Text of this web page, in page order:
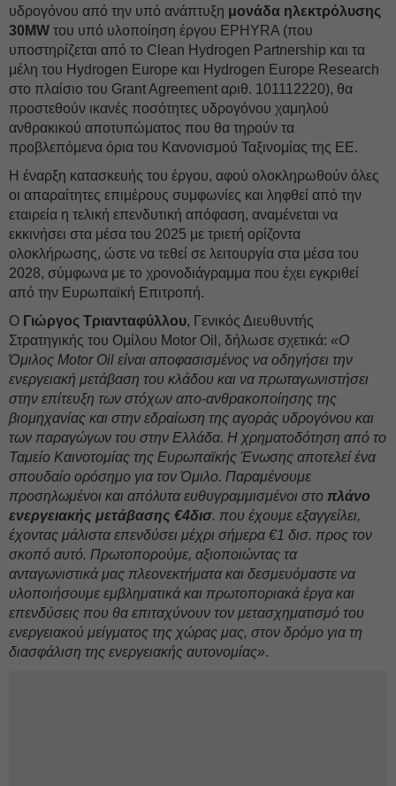
υδρογόνου από την υπό ανάπτυξη μονάδα ηλεκτρόλυσης
30MW του υπό υλοποίηση έργου EPHYRA (που
υποστηρίζεται από το Clean Hydrogen Partnership και τα
μέλη του Hydrogen Europe και Hydrogen Europe Research
στο πλαίσιο του Grant Agreement αριθ. 101112220), θα
προστεθούν ικανές ποσότητες υδρογόνου χαμηλού
ανθρακικού αποτυπώματος που θα τηρούν τα
προβλεπόμενα όρια του Κανονισμού Ταξινομίας της ΕΕ.
Η έναρξη κατασκευής του έργου, αφού ολοκληρωθούν όλες
οι απαραίτητες επιμέρους συμφωνίες και ληφθεί από την
εταιρεία η τελική επενδυτική απόφαση, αναμένεται να
εκκινήσει στα μέσα του 2025 με τριετή ορίζοντα
ολοκλήρωσης, ώστε να τεθεί σε λειτουργία στα μέσα του
2028, σύμφωνα με το χρονοδιάγραμμα που έχει εγκριθεί
από την Ευρωπαϊκή Επιτροπή.
Ο Γιώργος Τριανταφύλλου, Γενικός Διευθυντής
Στρατηγικής του Oμίλου Motοr Oil, δήλωσε σχετικά: «Ο
Όμιλος Μotor Oil είναι αποφασισμένος να οδηγήσει την
ενεργειακή μετάβαση του κλάδου και να πρωταγωνιστήσει
στην επίτευξη των στόχων απο-ανθρακοποίησης της
βιομηχανίας και στην εδραίωση της αγοράς υδρογόνου και
των παραγώγων του στην Ελλάδα. Η χρηματοδότηση από το
Ταμείο Καινοτομίας της Ευρωπαϊκής Ένωσης αποτελεί ένα
σπουδαίο ορόσημο για τον Όμιλο. Παραμένουμε
προσηλωμένοι και απόλυτα ευθυγραμμισμένοι στο πλάνο
ενεργειακής μετάβασης €4δισ. που έχουμε εξαγγείλει,
έχοντας μάλιστα επενδύσει μέχρι σήμερα €1 δισ. προς τον
σκοπό αυτό. Πρωτοπορούμε, αξιοποιώντας τα
ανταγωνιστικά μας πλεονεκτήματα και δεσμευόμαστε να
υλοποιήσουμε εμβληματικά και πρωτοποριακά έργα και
επενδύσεις που θα επιταχύνουν τον μετασχηματισμό του
ενεργειακού μείγματος της χώρας μας, στον δρόμο για τη
διασφάλιση της ενεργειακής αυτονομίας».